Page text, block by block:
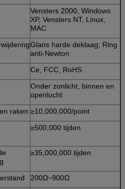
Vensters 2000, Windows
XP, Vensters NT, Linux,
MAC
Glans harde deklaag; Ring
anti-Newton
Ce, FCC, RoHS
Onder zonlicht, binnen en
openlucht
raken ≥10,000,000/point
≥500,000 tijden
≥35,000,000 tijden
200Ω~900Ω